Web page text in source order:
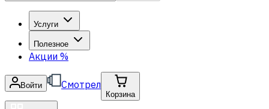
Услуги
Полезное
Акции %
Войти Смотрел
Корзина